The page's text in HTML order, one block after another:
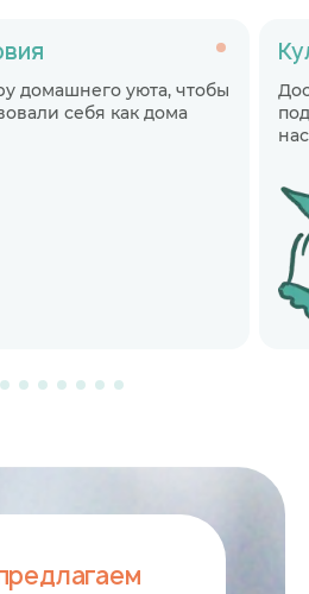
домашнего уюта, чтобы
себя как дома